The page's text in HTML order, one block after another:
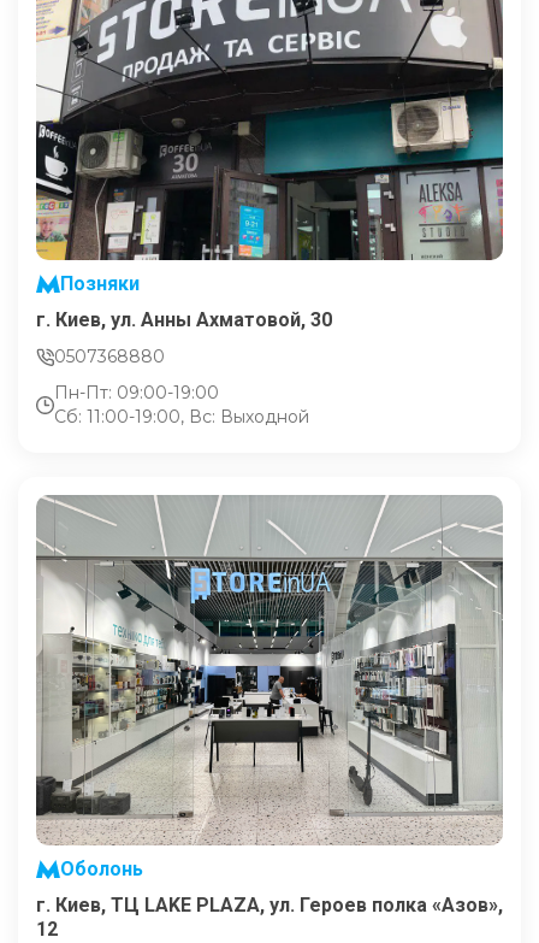
Позняки
г. Киев, ул. Анны Ахматовой, 30
0507368880
Пн-Пт: 09:00-19:00
Сб: 11:00-19:00, Вс: Выходной
Оболонь
г. Киев, ТЦ LAKE PLAZA, ул. Героев полка «Азов»,
12